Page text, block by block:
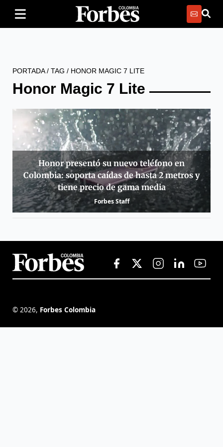
PORTADA/ TAG / HONOR MAGIC 7 LITE
Honor Magic 7 Lite
Honor presentó su nuevo teléfono en
Colombia: soporta caídas de hasta 2 metros y
tiene precio de gama media
Forbes Staff
© 2026, Forbes Colombia